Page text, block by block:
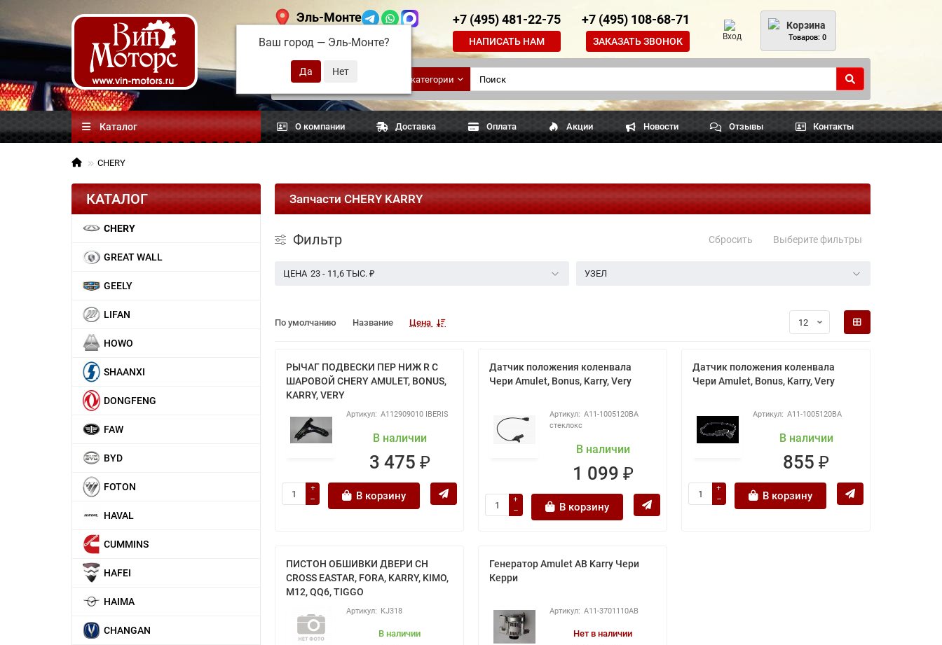
Эль-Монте
Ваш город — Эль-Монте?
+7 (495) 481-22-75
НАПИСАТЬ НАМ
+7 (495) 108-68-71
ЗАКАЗАТЬ ЗВОНОК Вход
Корзина
Товаров: 0
Китайские
автозапчасти
Все категории
Каталог О компании Доставка Оплата Акции Новости Отзывы Контакты
CHERY
КАТАЛОГ
CHERY
GREAT WALL
GEELY
LIFAN
HOWO
SHAANXI
DONGFENG
FAW
BYD
FOTON
HAVAL
CUMMINS
HAFEI
HAIMA
CHANGAN
Запчасти CHERY KARRY
Фильтр Сбросить Выберите фильтры
23 - 11,6 ТЫС. ₽
ЦЕНА УЗЕЛ
По умолчанию Название Цена
РЫЧАГ ПОДВЕСКИ ПЕР НИЖ R С
ШАРОВОЙ CHERY AMULET, BONUS,
KARRY, VERY
A112909010 IBERIS
В наличии
3 475 ₽
В корзину
Датчик положения коленвала
Чери Amulet, Bonus, Karry, Very
A11-1005120BA
стеклокс
В наличии
1 099 ₽
В корзину
Датчик положения коленвала
Чери Amulet, Bonus, Karry, Very
A11-1005120BA
В наличии
855 ₽
В корзину
ПИСТОН ОБШИВКИ ДВЕРИ CH
CROSS EASTAR, FORA, KARRY, KIMO,
M12, QQ6, TIGGO
KJ318
В наличии
Генератор Amulet AB Karry Чери
Керри
A11-3701110AB
Нет в наличии